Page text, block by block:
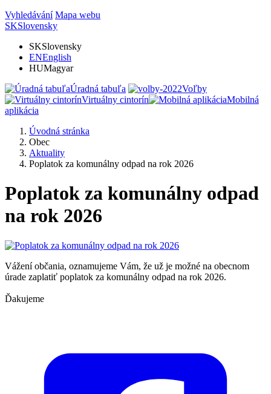
Vyhledávání Mapa webu
SKSlovensky
SKSlovensky
ENEnglish
HUMagyar
Úradná tabuľa
Voľby
Virtuálny cintorín
Mobilná
aplikácia
Úvodná stránka
Obec
Aktuality
Poplatok za komunálny odpad na rok 2026
Poplatok za komunálny odpad
na rok 2026
Vážení občania, oznamujeme Vám, že už je možné na obecnom
úrade zaplatiť poplatok za komunálny odpad na rok 2026.
Ďakujeme